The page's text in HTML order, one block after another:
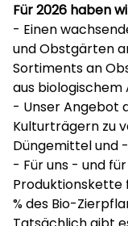
Für 2026 haben
- Einen
und Obstgärten
Sortiments an
aus biologischem
- Unser Angebot
Kulturträgern zu
Düngemittel und
- Für uns - und
Produktionskette
% des Bio-